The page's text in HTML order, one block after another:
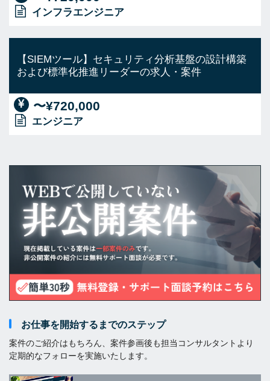
インフラエンジニア
【SIEMツール】セキュリティ分析基盤の設計構築
および標準化推進リーダーの求人・案件
〜¥720,000
エンジニア
お仕事を開始するまでのステップ
案件のご紹介はもちろん、案件参画後も担当コンサルタントより
定期的なフォローを実施いたします。